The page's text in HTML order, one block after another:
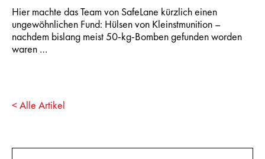
Hier machte das Team von SafeLane kürzlich einen
ungewöhnlichen Fund: Hülsen von Kleinstmunition –
nachdem bislang meist 50-kg-Bomben gefunden worden
waren …
< Alle Artikel